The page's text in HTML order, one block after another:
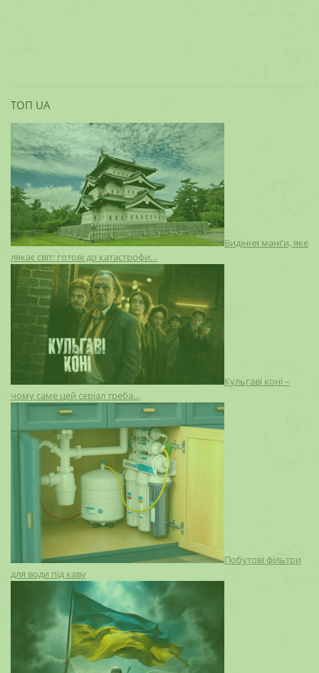
ТОП UA
Видіння манґи, яке
лякає світ: готові до катастрофи…
Кульгаві коні –
чому саме цей серіал треба…
Побутові фільтри
для води під каву